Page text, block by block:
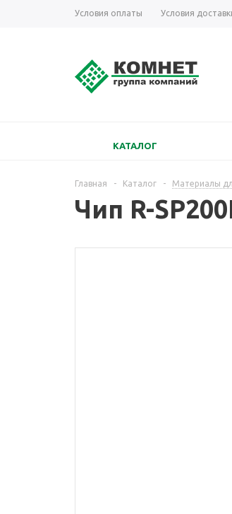
Условия оплаты Условия
КАТАЛОГ
Главная - Каталог - Материалы
Чип R-